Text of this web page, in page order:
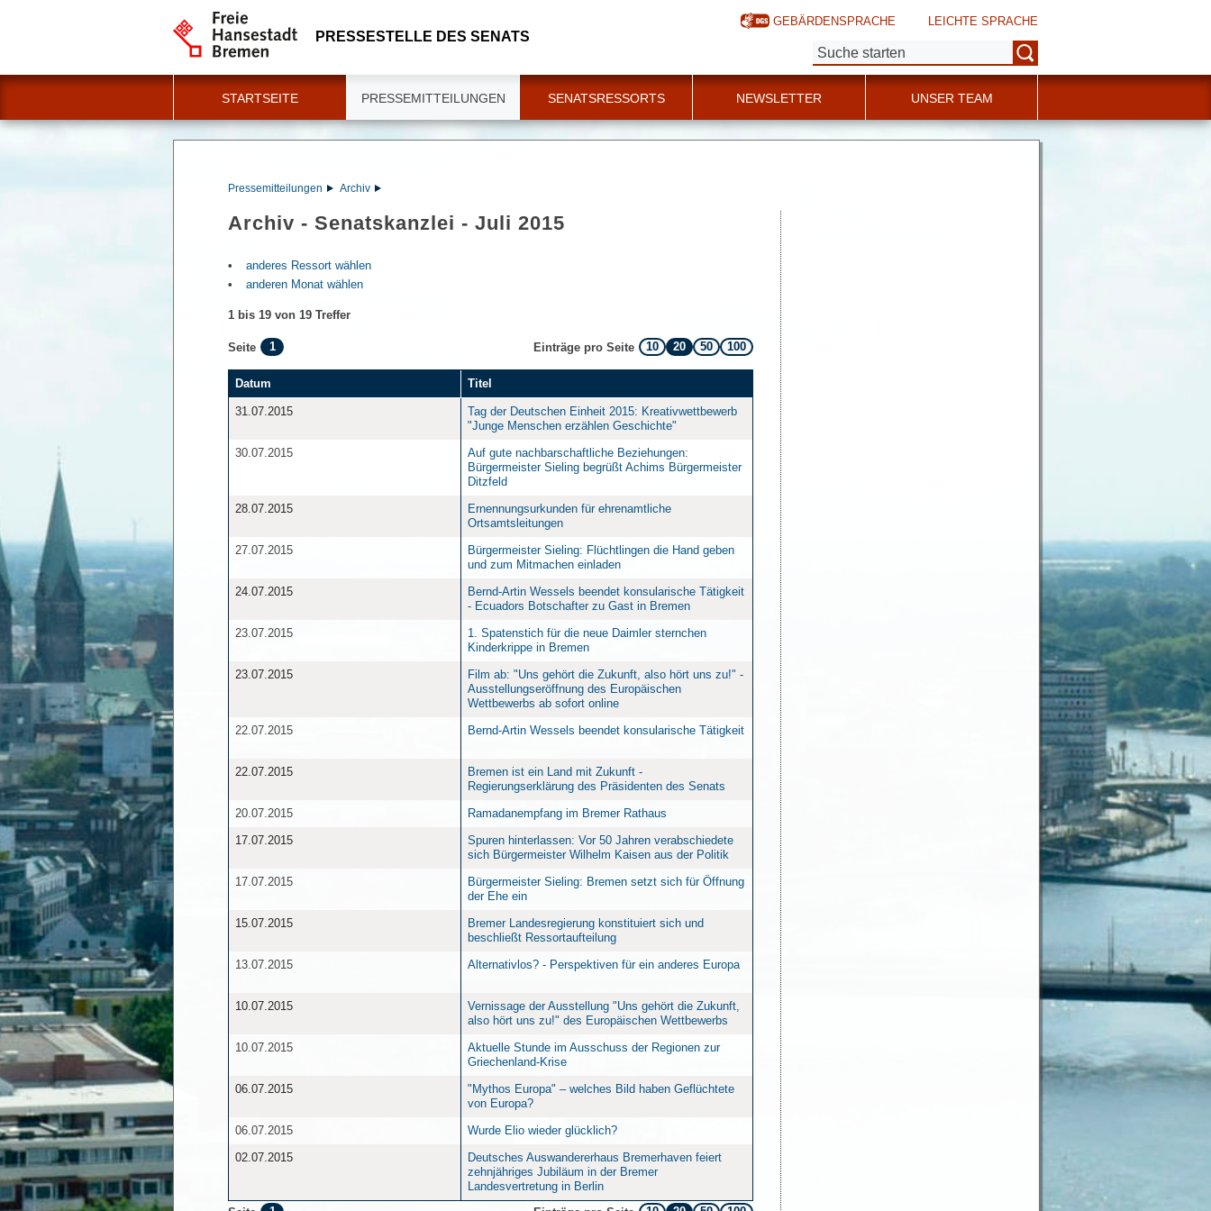
PRESSESTELLE DES SENATS
GEBÄRDENSPRACHE
LEICHTE SPRACHE
Suche:
STARTSEITE PRESSEMITTEILUNGEN SENATSRESSORTS NEWSLETTER UNSER TEAM
Pressemitteilungen Archiv
Archiv - Senatskanzlei - Juli 2015
anderes Ressort wählen
anderen Monat wählen
1 bis 19 von 19 Treffer
Seite 1 Einträge pro Seite 10 20 50 100
Datum Titel
31.07.2015
Tag der Deutschen Einheit 2015: Kreativwettbewerb
"Junge Menschen erzählen Geschichte"
30.07.2015
Auf gute nachbarschaftliche Beziehungen:
Bürgermeister Sieling begrüßt Achims Bürgermeister
Ditzfeld
28.07.2015
Ernennungsurkunden für ehrenamtliche
Ortsamtsleitungen
27.07.2015
Bürgermeister Sieling: Flüchtlingen die Hand geben
und zum Mitmachen einladen
24.07.2015
Bernd-Artin Wessels beendet konsularische Tätigkeit
- Ecuadors Botschafter zu Gast in Bremen
23.07.2015
1. Spatenstich für die neue Daimler sternchen
Kinderkrippe in Bremen
23.07.2015
Film ab: "Uns gehört die Zukunft, also hört uns zu!" -
Ausstellungseröffnung des Europäischen
Wettbewerbs ab sofort online
22.07.2015
Bernd-Artin Wessels beendet konsularische Tätigkeit
22.07.2015
Bremen ist ein Land mit Zukunft -
Regierungserklärung des Präsidenten des Senats
20.07.2015
Ramadanempfang im Bremer Rathaus
17.07.2015
Spuren hinterlassen: Vor 50 Jahren verabschiedete
sich Bürgermeister Wilhelm Kaisen aus der Politik
17.07.2015
Bürgermeister Sieling: Bremen setzt sich für Öffnung
der Ehe ein
15.07.2015
Bremer Landesregierung konstituiert sich und
beschließt Ressortaufteilung
13.07.2015
Alternativlos? - Perspektiven für ein anderes Europa
10.07.2015
Vernissage der Ausstellung "Uns gehört die Zukunft,
also hört uns zu!" des Europäischen Wettbewerbs
10.07.2015
Aktuelle Stunde im Ausschuss der Regionen zur
Griechenland-Krise
06.07.2015
"Mythos Europa" – welches Bild haben Geflüchtete
von Europa?
06.07.2015
Wurde Elio wieder glücklich?
02.07.2015
Deutsches Auswandererhaus Bremerhaven feiert
zehnjähriges Jubiläum in der Bremer
Landesvertretung in Berlin